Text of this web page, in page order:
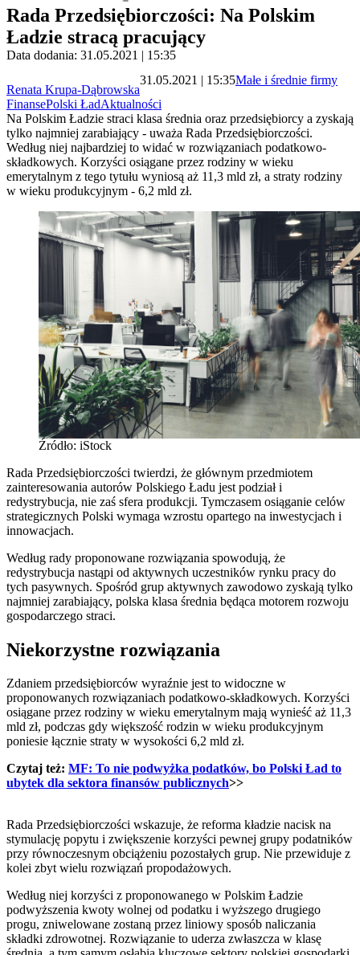
Rada Przedsiębiorczości: Na Polskim
Ładzie stracą pracujący
Data dodania: 31.05.2021 | 15:35
Renata Krupa-Dąbrowska
31.05.2021 | 15:35Małe i średnie firmy
FinansePolski ŁadAktualności
Na Polskim Ładzie straci klasa średnia oraz przedsiębiorcy a zyskają
tylko najmniej zarabiający - uważa Rada Przedsiębiorczości.
Według niej najbardziej to widać w rozwiązaniach podatkowo-
składkowych. Korzyści osiągane przez rodziny w wieku
emerytalnym z tego tytułu wyniosą aż 11,3 mld zł, a straty rodziny
w wieku produkcyjnym - 6,2 mld zł.
Źródło: iStock
Rada Przedsiębiorczości twierdzi, że głównym przedmiotem
zainteresowania autorów Polskiego Ładu jest podział i
redystrybucja, nie zaś sfera produkcji. Tymczasem osiąganie celów
strategicznych Polski wymaga wzrostu opartego na inwestycjach i
innowacjach.
Według rady proponowane rozwiązania spowodują, że
redystrybucja nastąpi od aktywnych uczestników rynku pracy do
tych pasywnych. Spośród grup aktywnych zawodowo zyskają tylko
najmniej zarabiający, polska klasa średnia będąca motorem rozwoju
gospodarczego straci.
Niekorzystne rozwiązania
Zdaniem przedsiębiorców wyraźnie jest to widoczne w
proponowanych rozwiązaniach podatkowo-składkowych. Korzyści
osiągane przez rodziny w wieku emerytalnym mają wynieść aż 11,3
mld zł, podczas gdy większość rodzin w wieku produkcyjnym
poniesie łącznie straty w wysokości 6,2 mld zł.
Czytaj też: MF: To nie podwyżka podatków, bo Polski Ład to
ubytek dla sektora finansów publicznych>>
Rada Przedsiębiorczości wskazuje, że reforma kładzie nacisk na
stymulację popytu i zwiększenie korzyści pewnej grupy podatników
przy równoczesnym obciążeniu pozostałych grup. Nie przewiduje z
kolei zbyt wielu rozwiązań propodażowych.
Według niej korzyści z proponowanego w Polskim Ładzie
podwyższenia kwoty wolnej od podatku i wyższego drugiego
progu, zniwelowane zostaną przez liniowy sposób naliczania
składki zdrowotnej. Rozwiązanie to uderza zwłaszcza w klasę